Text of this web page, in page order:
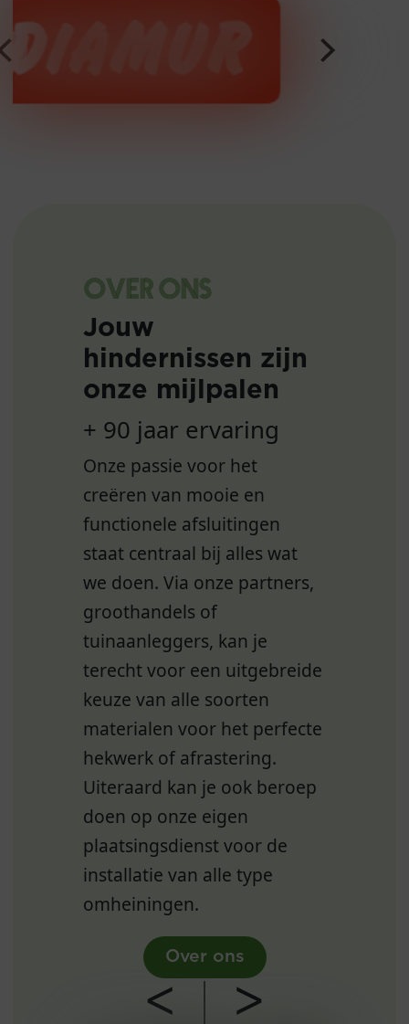
OVER ONS
Jouw
hindernissen zijn
onze mijlpalen
+ 90 jaar ervaring
Onze passie voor het
creëren van mooie en
functionele afsluitingen
staat centraal bij alles wat
we doen. Via onze partners,
groothandels of
tuinaanleggers, kan je
terecht voor een uitgebreide
keuze van alle soorten
materialen voor het perfecte
hekwerk of afrastering.
Uiteraard kan je ook beroep
doen op onze eigen
plaatsingsdienst voor de
installatie van alle type
omheiningen.
Over ons